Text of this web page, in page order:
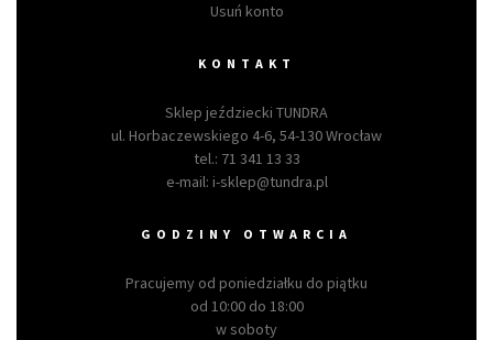
Usuń konto
KONTAKT
Sklep jeździecki TUNDRA
ul. Horbaczewskiego 4-6, 54-130 Wrocław
tel.: 71 341 13 33
e-mail: i-sklep@tundra.pl
GODZINY OTWARCIA
Pracujemy od poniedziałku do piątku
od 10:00 do 18:00
w soboty